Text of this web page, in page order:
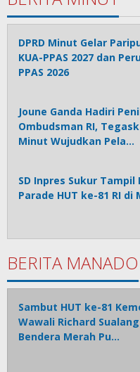
DPRD Minut Gelar
KUA-PPAS 2027 dan
PPAS 2026
Joune Ganda Hadiri
Ombudsman RI,
Minut Wujudkan Pela…
SD Inpres Sukur Tampil
Parade HUT ke-81 RI di
BERITA MANADO
Sambut HUT ke-81
Wawali Richard
Bendera Merah Pu…